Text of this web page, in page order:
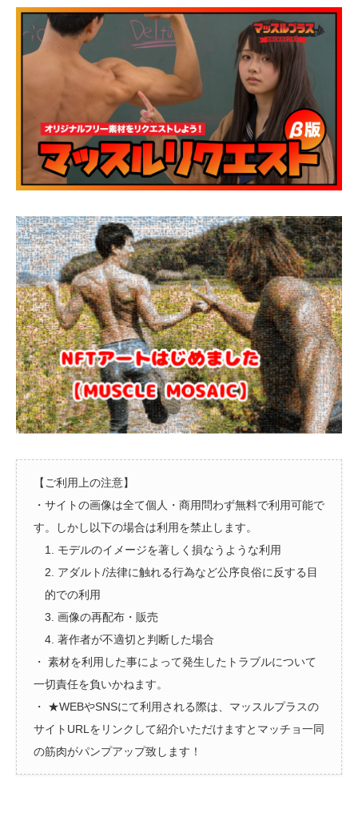
【ご利用上の注意】
・サイトの画像は全て個人・商用問わず無料で利用可能で
す。しかし以下の場合は利用を禁止します。
1. モデルのイメージを著しく損なうような利用
2. アダルト/法律に触れる行為など公序良俗に反する目
的での利用
3. 画像の再配布・販売
4. 著作者が不適切と判断した場合
・ 素材を利用した事によって発生したトラブルについて
一切責任を負いかねます。
・ ★WEBやSNSにて利用される際は、マッスルプラスの
サイトURLをリンクして紹介いただけますとマッチョ一同
の筋肉がパンプアップ致します！